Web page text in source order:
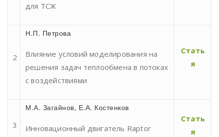
для ТСЖ
2
Н.П. Петрова
Влияние условий моделирования на
решения задач теплообмена в потоках
с воздействиями
Стать
я
3
М.А. Загайнов, Е.А. Костенков
Инновационный двигатель Raptor
Стать
я